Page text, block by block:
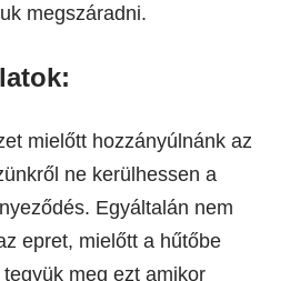
megszáradni.
mielőtt hozzányúlnánk az
ne kerülhessen a
Egyáltalán nem
epret, mielőtt a hűtőbe
meg ezt amikor